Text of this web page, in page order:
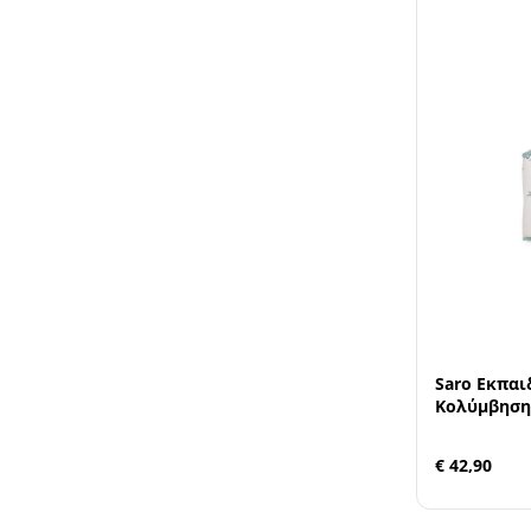
Saro
€ 42,90